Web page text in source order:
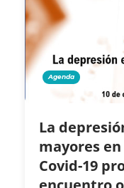
Agenda
La
mayores
Covid-19